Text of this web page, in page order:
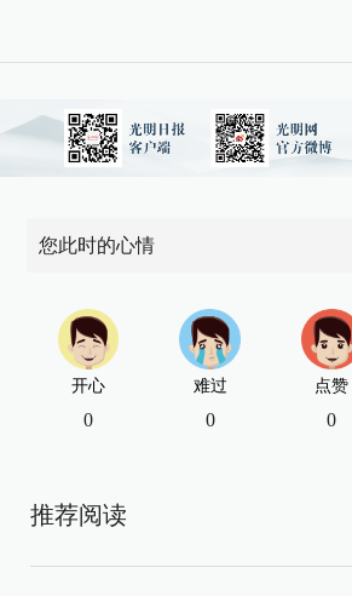
您此时的心情
开心
0
难过
0
点赞
0
推荐阅读